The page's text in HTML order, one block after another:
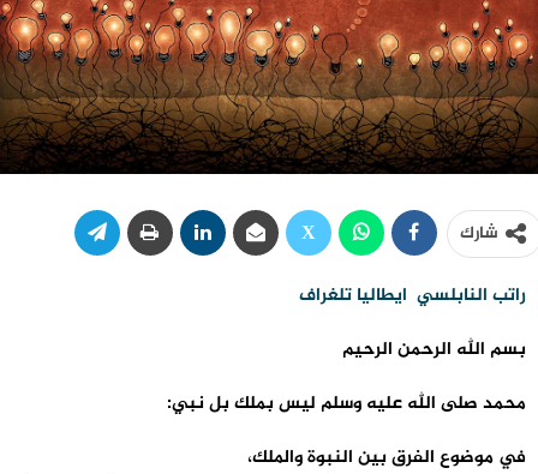
شارك
راتب النابلسي ايطاليا تلغراف
بسم الله الرحمن الرحيم
محمد صلى الله عليه وسلم ليس بملك بل نبي:
في موضوع الفرق بين النبوة والملك،